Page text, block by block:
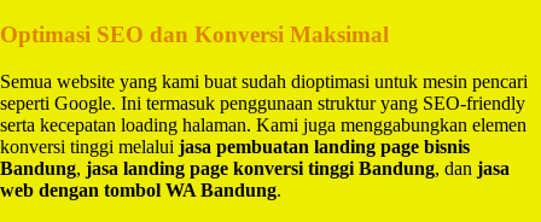
Optimasi SEO dan Konversi Maksimal
Semua website yang kami buat sudah dioptimasi untuk mesin pencari
seperti Google. Ini termasuk penggunaan struktur yang SEO-friendly
serta kecepatan loading halaman. Kami juga menggabungkan elemen
konversi tinggi melalui jasa pembuatan landing page bisnis
Bandung, jasa landing page konversi tinggi Bandung, dan jasa
web dengan tombol WA Bandung.